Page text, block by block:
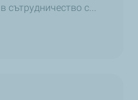
сътрудничество с...